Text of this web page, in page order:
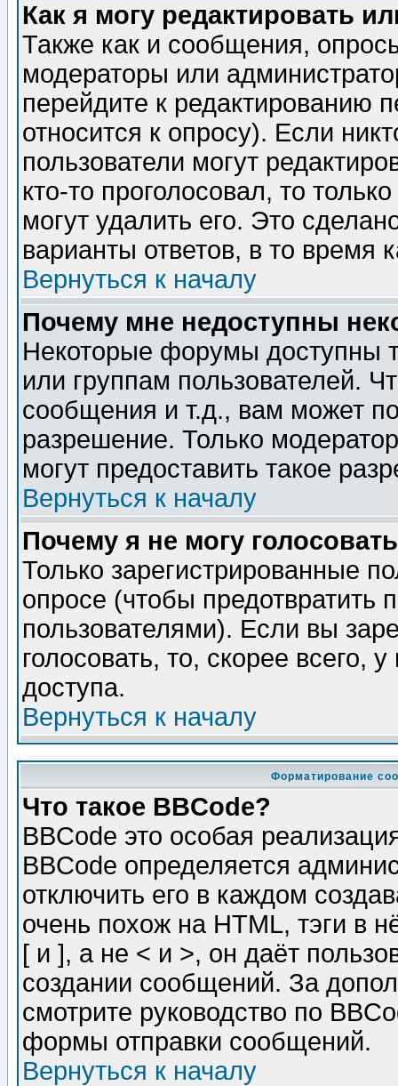
Как я могу редактировать
Также как и сообщения,
модераторы или
перейдите к редактированию
относится к опросу). Если
пользователи могут
кто-то проголосовал, то
могут удалить его. Это
варианты ответов, в то время
Вернуться к началу
Почему мне недоступны
Некоторые форумы доступны
или группам пользователей.
сообщения и т.д., вам может
разрешение. Только
могут предоставить такое
Вернуться к началу
Почему я не могу
Только зарегистрированные
опросе (чтобы предотвратить
пользователями). Если вы
голосовать, то, скорее всего,
доступа.
Вернуться к началу
Форматирование
Что такое BBCode?
BBCode это особая
BBCode определяется
отключить его в каждом
очень похож на HTML, тэги в
[ и ], а не < и >, он даёт
создании сообщений. За
смотрите руководство по
формы отправки сообщений.
Вернуться к началу